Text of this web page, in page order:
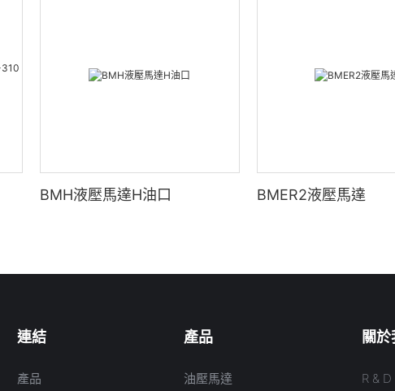
BMH液壓馬達H油口 BMER2液壓馬達
連結
產品
產品
油壓馬達
關於
R & D